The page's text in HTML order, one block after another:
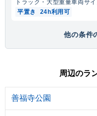
トラック・大型重量車両サ
平置き
24h利用可
他の条件
周辺のラ
善福寺公園